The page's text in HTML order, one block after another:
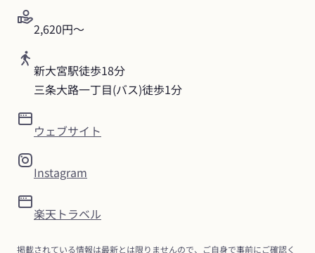
2,620円〜
新大宮駅徒歩18分
三条大路一丁目(バス)徒歩1分
ウェブサイト
Instagram
楽天トラベル
掲載されている情報は最新とは限りませんので、ご自身で事前にご確認く